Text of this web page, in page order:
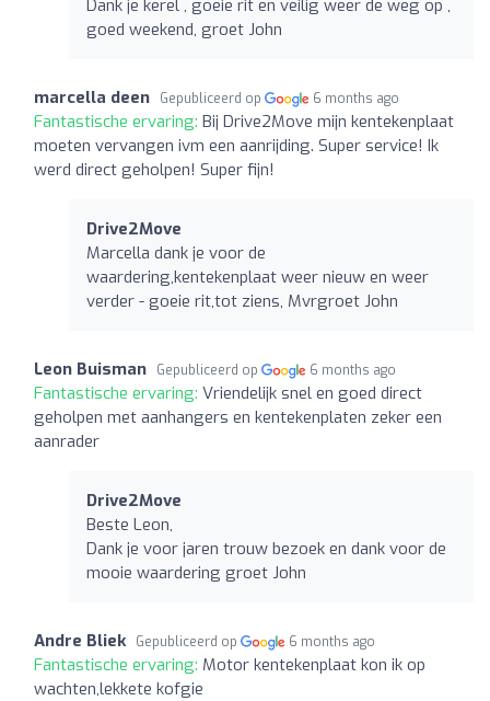
Dank je kerel , goeie rit en veilig weer de weg op ,
goed weekend, groet John
marcella deen Gepubliceerd op 6 months ago
Fantastische ervaring: Bij Drive2Move mijn kentekenplaat
moeten vervangen ivm een aanrijding. Super service! Ik
werd direct geholpen! Super fijn!
Drive2Move
Marcella dank je voor de
waardering,kentekenplaat weer nieuw en weer
verder - goeie rit,tot ziens, Mvrgroet John
Leon Buisman Gepubliceerd op 6 months ago
Fantastische ervaring: Vriendelijk snel en goed direct
geholpen met aanhangers en kentekenplaten zeker een
aanrader
Drive2Move
Beste Leon,
Dank je voor jaren trouw bezoek en dank voor de
mooie waardering groet John
Andre Bliek Gepubliceerd op 6 months ago
Fantastische ervaring: Motor kentekenplaat kon ik op
wachten,lekkete kofgie